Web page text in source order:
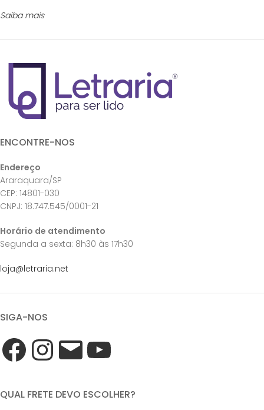
Saiba mais
ENCONTRE-NOS
Endereço
Araraquara/SP
CEP: 14801-030
CNPJ: 18.747.545/0001-21
Horário de atendimento
Segunda a sexta: 8h30 às 17h30
loja@letraria.net
SIGA-NOS
QUAL FRETE DEVO ESCOLHER?